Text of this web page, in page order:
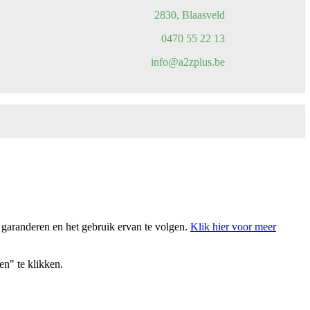
2830, Blaasveld
0470 55 22 13
info@a2zplus.be
en het gebruik ervan te volgen. Klik hier voor meer
te klikken.